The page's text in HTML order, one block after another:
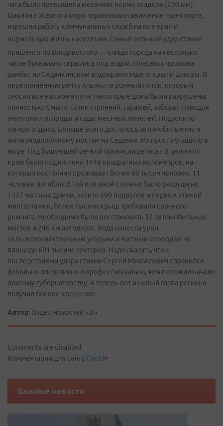
часа была превышена месячная норма осадков (200 мм).
Циклон с Желтого моря парализовал движение транспорта,
нарушил работу коммунальных служб на юге края и
нормальную жизнь населения. Самый сильный удар стихии
пришелся по Владивостоку — улицы города на несколько
часов буквально скрылись под водой. Опасаясь прорыва
дамбы, на Седанкинском водохранилище открыли шлюзы. В
переполненную речку хлынул огромный поток, который
сносил все на своем пути. Некоторые дома были разрушены
полностью. Смыло сотни строений, гаражей, заборы. Паводок
уничтожил огороды и сады местных жителей. Подтопило
лагеря отдыха. Больше всего досталось автомобильному и
железнодорожному мостам на Седанке. Их просто утащило в
море. Над бушующей речкой провисли рельсы. В целом по
краю было подтоплено 1448 квадратных километров, на
которых постоянно проживает более 80 тысяч человек, 11
человек погибли. В той или иной степени было разрушено
1337 частных домов, залито 690 подвалов и первых этажей
многоэтажек, более тысячи крыш требовали срочного
ремонта. Необходимо было восстановить 37 автомобильных
мостов и 246 км автодорог. Вода нанесла урон
сельскохозяйственным угодьям и частным огородам на
площади 601 тысяча гектаров. Надо сказать, что с
последствиями удара стихии Сергей Михайлович справился
довольно оперативно и профессионально, чем положил начало
долгому губернаторству. А теперь вот и новый глава региона
получил боевое крещение.
Автор: Отдел новостей «В»
Comments are disabled
Комментарии для сайта Cackle
Важные новости